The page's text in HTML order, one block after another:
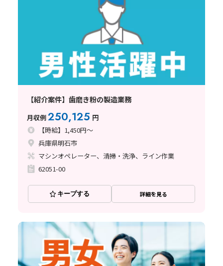
【紹介案件】歯磨き粉の製造業務
月収例250,125 円
【時給】1,450円～
兵庫県明石市
マシンオペレーター、清掃・洗浄、ライン作業
62051-00
キープする 詳細を見る